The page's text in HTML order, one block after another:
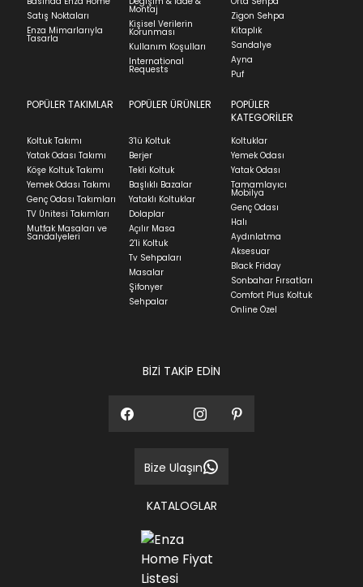
burayı inceleyebilirsiniz.
İadenizin kabul edilmesi için, ürünün hasar
görmemiş, kurulumunun yapılmamış ve
kullanılmamış olması gerekmektedir.
İade ve Değişim bölümünü ziyaret ediniz.
Teslimat
Ev tekstili siparişlerinizin kargoya verilme süresi
ortalama 5-24 iş günüdür.
Yatak siparişlerinizin teslim süresi yaşadığınız şehre
ve ürünün stok durumuna göre ortalama 5-24 iş
günüdür.
Panel ve Döşeme grubu ürün siparişlerinizin teslim
süresi yaşadığınız şehre ve ürünün stok durumuna
göre ortalama 30-45 iş günüdür.
Siparişlerim bölümünden sürecinizi takip edebilirsiniz.
Sıkça Sorulan Sorularbölümünü ziyaret
Satış Noktaları
Enza Mimarlarıyla
Tasarla
Montaj
Kişisel Verilerin
Korunması
Kullanım Koşulları
International
Requests
Zigon Sehpa
Kitaplık
Sandalye
Ayna
Puf
POPÜLER TAKIMLAR
Koltuk Takımı
Yatak Odası Takımı
Köşe Koltuk Takımı
Yemek Odası Takımı
Genç Odası Takımları
TV Ünitesi Takımları
Mutfak Masaları ve
Sandalyeleri
POPÜLER ÜRÜNLER
3'lü Koltuk
Berjer
Tekli Koltuk
Başlıklı Bazalar
Yataklı Koltuklar
Dolaplar
Açılır Masa
2'li Koltuk
Tv Sehpaları
Masalar
Şifonyer
Sehpalar
POPÜLER
KATEGORİLER
Koltuklar
Yemek Odası
Yatak Odası
Tamamlayıcı
Mobilya
Genç Odası
Halı
Aydınlatma
Aksesuar
Black Friday
Sonbahar Fırsatları
Comfort Plus Koltuk
Online Özel
BİZİ TAKİP EDİN
Bize Ulaşın
KATALOGLAR